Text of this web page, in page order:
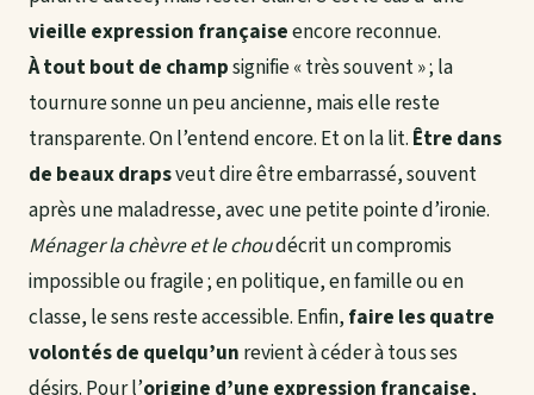
vieille expression françaiseencore reconnue.
À tout bout de champsignifie « très souvent » ; la
tournure sonne un peu ancienne, mais elle reste
transparente. On l’entend encore. Et on la lit. Être dans
de beaux drapsveut dire être embarrassé, souvent
après une maladresse, avec une petite pointe d’ironie.
Ménager la chèvre et le choudécrit un compromis
impossible ou fragile ; en politique, en famille ou en
classe, le sens reste accessible. Enfin,faire les quatre
volontés de quelqu’un revient à céder à tous ses
désirs. Pour l’origine d’une expression française,